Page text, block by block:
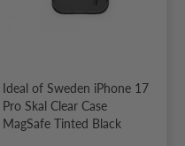
Ideal of Sweden iPhone 17
Pro Skal Clear Case
MagSafe Tinted Black